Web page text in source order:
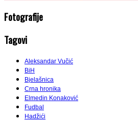
Fotografije
Tagovi
Aleksandar Vučić
BiH
Bjelašnica
Crna hronika
Elmedin Konaković
Fudbal
Hadžići